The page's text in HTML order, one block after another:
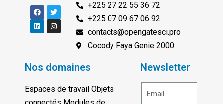
+225 27 22 55 36 72
+225 07 09 67 06 92
contacts@opengatesci.pro
Cocody Faya Genie 2000
Nos domaines
Espaces de travail Objets
Newsletter